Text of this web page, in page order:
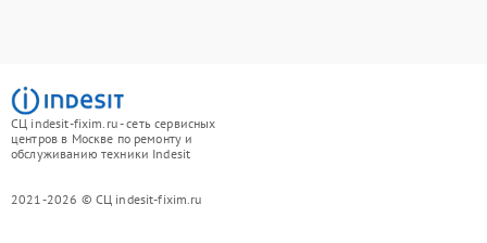
СЦ indesit-fixim.ru - сеть сервисных
центров в Москве по ремонту и
обслуживанию техники Indesit
2021-2026 © СЦ indesit-fixim.ru